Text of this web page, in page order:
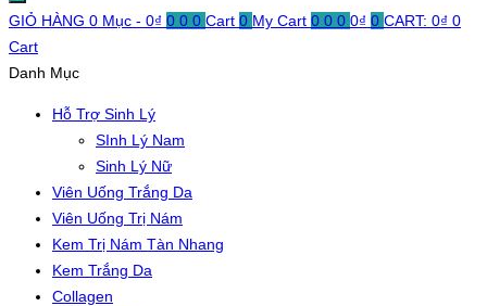
GIỎ HÀNG 0 Mục - 0₫ 0 0 0 Cart 0 My Cart 0 0 0 0₫ 0 CART: 0₫ 0
Cart
Danh Mục
Hỗ Trợ Sinh Lý
SInh Lý Nam
Sinh Lý Nữ
Viên Uống Trắng Da
Viên Uống Trị Nám
Kem Trị Nám Tàn Nhang
Kem Trắng Da
Collagen